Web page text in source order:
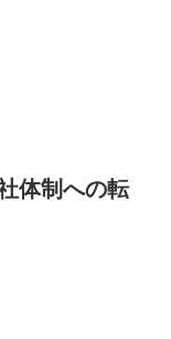
体制への転